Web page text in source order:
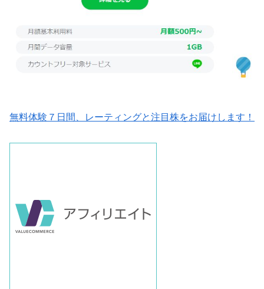
無料体験７日間、レーティングと注目株をお届けします！